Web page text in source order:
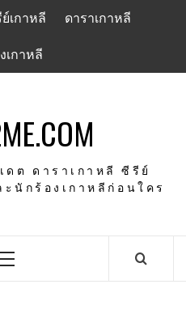
เกาหลี ดาราเกาหลี
เกาหลี
ดต ดาราเกาหลี ซีรีย์
นักร้องเกาหลีก่อนใคร
Primary